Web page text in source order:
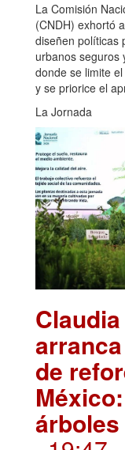
La Comisión
(CNDH) exhortó
diseñen políticas
urbanos seguros
donde se limite
y se priorice el
La Jornada
de